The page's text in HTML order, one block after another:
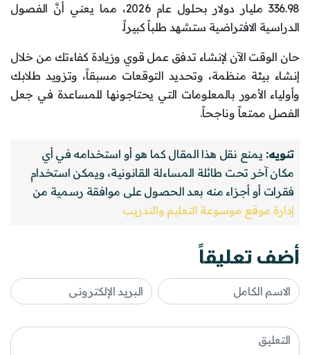
336.98 مليار دولار بحلول عام 2026، مما يعني أنَّ الفصول
الدراسية الافتراضية ستشهد طلباً كبيراً.
حان الوقت الآن لإنشاء تدفق عمل قوي وزيادة كفاءتك من خلال
إنشاء بيئة منظمة، وتحديد التوقعات مسبقاً، وتزويد طلابك
وأولياء الأمور بالمعلومات التي يحتاجونها للمساعدة في جعل
الفصل ممتعاً وناجحاً.
تنويه: يمنع نقل هذا المقال كما هو أو استخدامه في أي
مكان آخر تحت طائلة المساءلة القانونية، ويمكن استخدام
فقرات أو أجزاء منه بعد الحصول على موافقة رسمية من
إدارة موقع موسوعة التعليم والتدريب
أضف تعليقاً